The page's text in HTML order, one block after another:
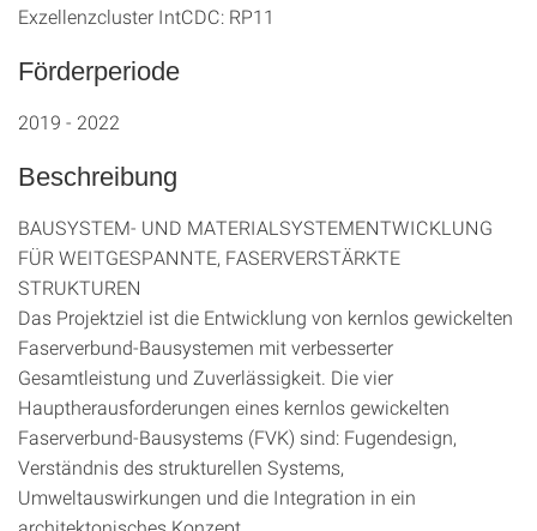
Exzellenzcluster IntCDC: RP11
Förderperiode
2019 - 2022
Beschreibung
BAUSYSTEM- UND MATERIALSYSTEMENTWICKLUNG
FÜR WEITGESPANNTE, FASERVERSTÄRKTE
STRUKTUREN
Das Projektziel ist die Entwicklung von kernlos gewickelten
Faserverbund-Bausystemen mit verbesserter
Gesamtleistung und Zuverlässigkeit. Die vier
Hauptherausforderungen eines kernlos gewickelten
Faserverbund-Bausystems (FVK) sind: Fugendesign,
Verständnis des strukturellen Systems,
Umweltauswirkungen und die Integration in ein